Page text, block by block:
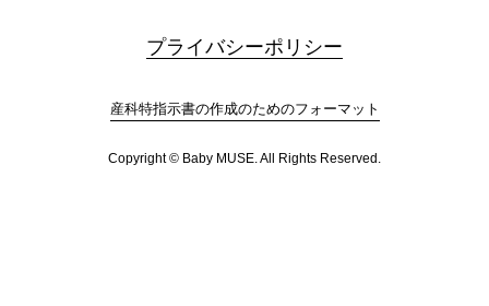
プライバシーポリシー
産科特指示書の作成のためのフォーマット
Copyright © Baby MUSE. All Rights Reserved.